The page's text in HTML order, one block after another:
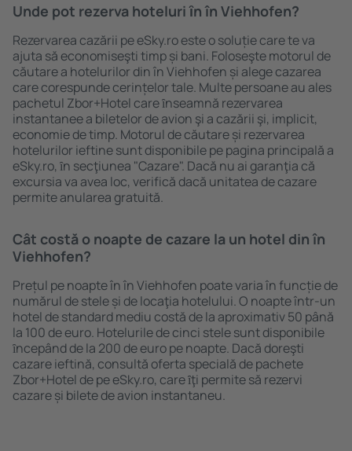
Unde pot rezerva hoteluri ȋn în Viehhofen?
Rezervarea cazării pe eSky.ro este o soluție care te va
ajuta să economiseşti timp și bani. Foloseşte motorul de
căutare a hotelurilor din în Viehhofen și alege cazarea
care corespunde cerințelor tale. Multe persoane au ales
pachetul Zbor+Hotel care ȋnseamnă rezervarea
instantanee a biletelor de avion şi a cazării şi, implicit,
economie de timp. Motorul de căutare și rezervarea
hotelurilor ieftine sunt disponibile pe pagina principală a
eSky.ro, ȋn secţiunea "Cazare". Dacă nu ai garanţia că
excursia va avea loc, verifică dacă unitatea de cazare
permite anularea gratuită.
Cât costă o noapte de cazare la un hotel din în
Viehhofen?
Prețul pe noapte în în Viehhofen poate varia în funcție de
numărul de stele și de locaţia hotelului. O noapte într-un
hotel de standard mediu costă de la aproximativ 50 până
la 100 de euro. Hotelurile de cinci stele sunt disponibile
ȋncepând de la 200 de euro pe noapte. Dacă doreşti
cazare ieftină, consultă oferta specială de pachete
Zbor+Hotel de pe eSky.ro, care ȋţi permite să rezervi
cazare și bilete de avion instantaneu.